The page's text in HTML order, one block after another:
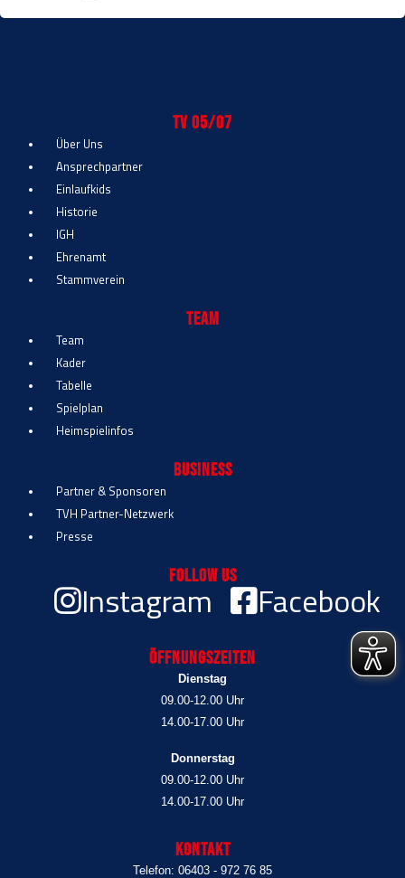
TV 05/07
Über Uns
Ansprechpartner
Einlaufkids
Historie
IGH
Ehrenamt
Stammverein
Team
Team
Kader
Tabelle
Spielplan
Heimspielinfos
Business
Partner & Sponsoren
TVH Partner-Netzwerk
Presse
Follow Us
Instagram Facebook
Öffnungszeiten
Dienstag
09.00-12.00 Uhr
14.00-17.00 Uhr
Donnerstag
09.00-12.00 Uhr
14.00-17.00 Uhr
Kontakt
Telefon: 06403 - 972 76 85